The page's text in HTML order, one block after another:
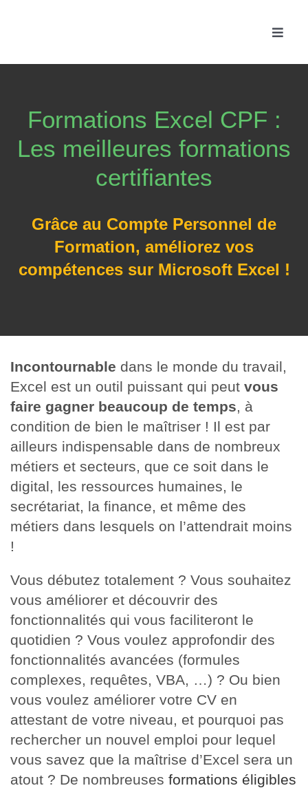
Toggle
Les
Formations Excel CPF :
Les meilleures formations
certifiantes
Grâce au Compte Personnel de
Formation, améliorez vos
compétences sur Microsoft Excel !
Incontournable dans le monde du travail,
Excel est un outil puissant qui peut vous
faire gagner beaucoup de temps, à
condition de bien le maîtriser ! Il est par
ailleurs indispensable dans de nombreux
métiers et secteurs, que ce soit dans le
digital, les ressources humaines, le
secrétariat, la finance, et même des
métiers dans lesquels on l’attendrait moins
!
Vous débutez totalement ? Vous souhaitez
vous améliorer et découvrir des
fonctionnalités qui vous faciliteront le
quotidien ? Vous voulez approfondir des
fonctionnalités avancées (formules
complexes, requêtes, VBA, …) ? Ou bien
vous voulez améliorer votre CV en
attestant de votre niveau, et pourquoi pas
rechercher un nouvel emploi pour lequel
vous savez que la maîtrise d’Excel sera un
atout ? De nombreuses formations éligibles